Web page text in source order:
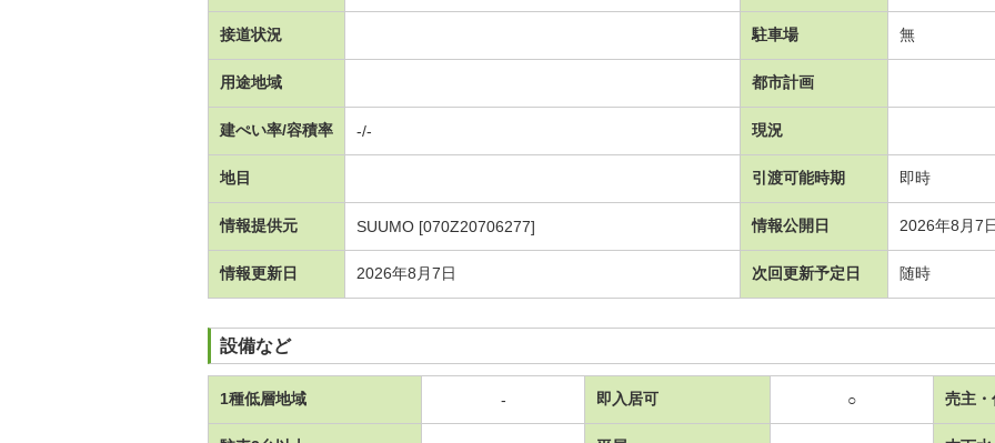
接道状況 駐車場 無
用途地域 都市計画
建ぺい率/容積率 -/- 現況
地目 引渡可能時期 即時
情報提供元 SUUMO [070Z20706277] 情報公開日 2026年8月7
情報更新日 2026年8月7日 次回更新予定日 随時
設備など
1種低層地域 - 即入居可 ○ 売主・